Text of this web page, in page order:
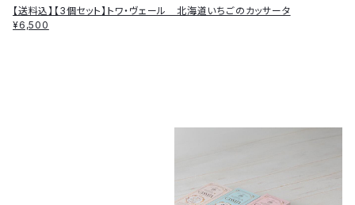
【送料込】【3個セット】トワ・ヴェール 北海道いちごのカッサータ
¥6,500